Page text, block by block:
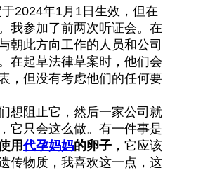
2024年1月1日生效，但在
我参加了前两次听证会。在
朝此方向工作的人员和公司
在起草法律草案时，他们会
，但没有考虑他们的任何要
想阻止它，然后一家公司就
它只会这么做。有一件事是
用代孕妈妈的卵子 ，它应该
传物质，我喜欢这一点，这